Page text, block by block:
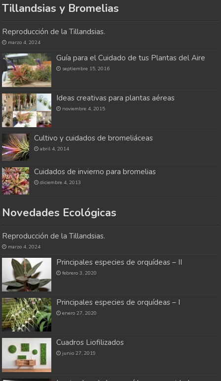
Tillandsias y Bromelias
Reproducción de la Tillandsias.
marzo 4, 2024
Guía para el Cuidado de tus Plantas del Aire
septiembre 15, 2016
Ideas creativas para plantas aéreas
noviembre 4, 2015
Cultivo y cuidados de bromeliáceas
abril 4, 2014
Cuidados de invierno para bromelias
diciembre 4, 2013
Novedades Ecológicas
Reproducción de la Tillandsias.
marzo 4, 2024
Principales especies de orquídeas – II
febrero 3, 2020
Principales especies de orquídeas – I
enero 27, 2020
Cuadros Liofilizados
junio 27, 2019